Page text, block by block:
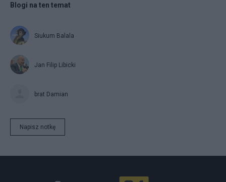
Blogi na ten temat
Siukum Balala
Jan Filip Libicki
brat Damian
Napisz notkę